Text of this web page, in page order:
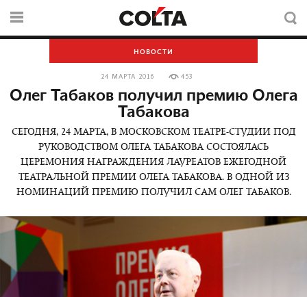
НОВОСТИ
24 МАРТА 2016 453
Олег Табаков получил премию Олега
Табакова
СЕГОДНЯ, 24 МАРТА, В МОСКОВСКОМ ТЕАТРЕ-СТУДИИ ПОД
РУКОВОДСТВОМ ОЛЕГА ТАБАКОВА СОСТОЯЛАСЬ
ЦЕРЕМОНИЯ НАГРАЖДЕНИЯ ЛАУРЕАТОВ ЕЖЕГОДНОЙ
ТЕАТРАЛЬНОЙ ПРЕМИИ ОЛЕГА ТАБАКОВА. В ОДНОЙ ИЗ
НОМИНАЦИЙ ПРЕМИЮ ПОЛУЧИЛ САМ ОЛЕГ ТАБАКОВ.